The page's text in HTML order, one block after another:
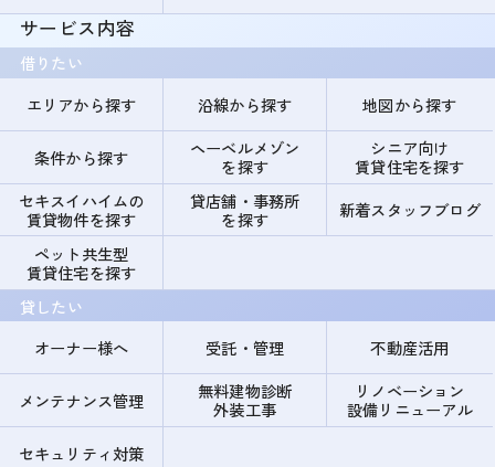
サービス内容
借りたい
エリアから探す
沿線から探す 地図から探す
条件から探す
ヘーベルメゾン
を探す
シニア向け
賃貸住宅を探す
セキスイハイムの
賃貸物件を探す
貸店舗・事務所
を探す
新着スタッフブログ
ペット共生型
賃貸住宅を探す
貸したい
オーナー様へ
受託・管理 不動産活用
メンテナンス管理
無料建物診断
外装工事
リノベーション
設備リニューアル
セキュリティ対策